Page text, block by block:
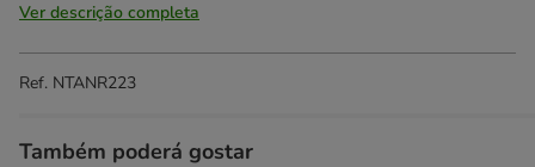
Ver descrição completa
Ref. NTANR223
Também poderá gostar